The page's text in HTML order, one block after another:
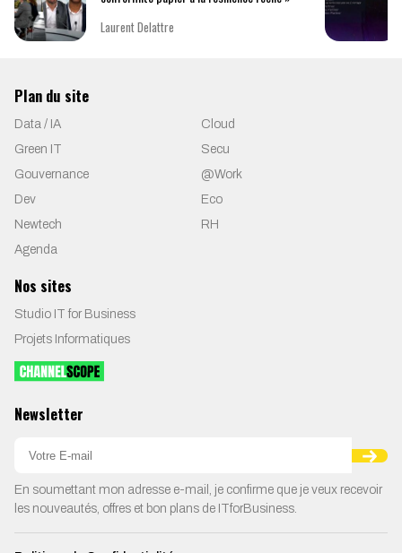
Laurent Delattre
Plan du site
Data / IA
Cloud
Green IT
Secu
Gouvernance
@Work
Dev
Eco
Newtech
RH
Agenda
Nos sites
Studio IT for Business
Projets Informatiques
Newsletter
En soumettant mon adresse e-mail, je confirme que je veux recevoir
les nouveautés, offres et bon plans de ITforBusiness.